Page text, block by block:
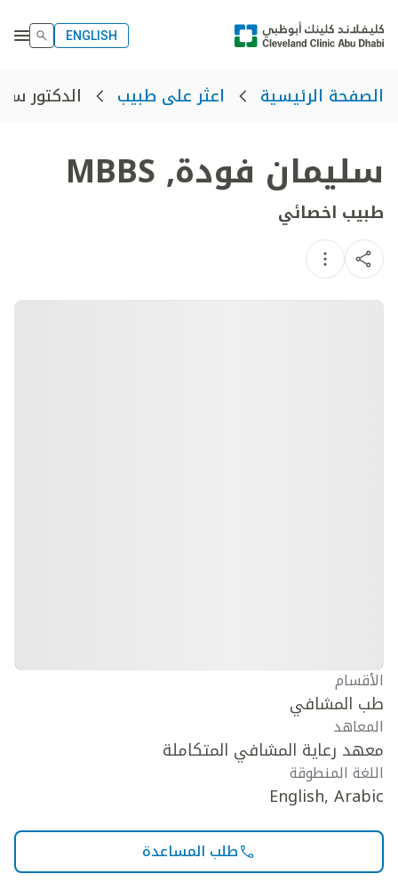
ENGLISH
الصفحة الرئيسية اعثر على طبيب الدكتور
سليمان فودة,
MBBS
طبيب اخصائي
الأقسام
طب المشافي
المعاهد
معهد رعاية المشافي المتكاملة
اللغة المنطوقة
English, Arabic
طلب المساعدة